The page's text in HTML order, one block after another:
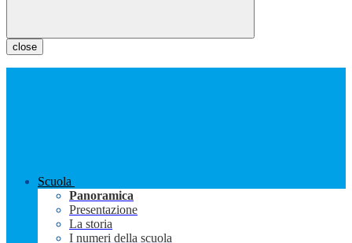
close
Scuola
Panoramica
Presentazione
La storia
I numeri della scuola